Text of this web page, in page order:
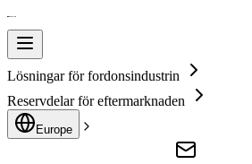
Lösningar för fordonsindustrin
Reservdelar för eftermarknaden
Europe